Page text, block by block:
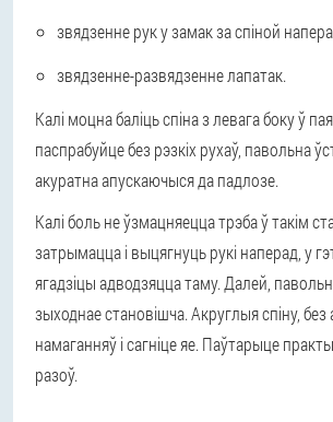
звядзенне рук у замак за спіной
звядзенне-развядзенне лапатак.
Калі моцна баліць спіна з левага боку ў
паспрабуйце без рэзкіх рухаў, павольна
акуратна апускаючыся да падлозе.
Калі боль не ўзмацняецца трэба ў такім
затрымацца і выцягнуць рукі наперад, у
ягадзіцы адводзяцца таму. Далей,
зыходнае становішча. Акруглыя спіну, без
намаганняў і сагніце яе. Паўтарыце
разоў.